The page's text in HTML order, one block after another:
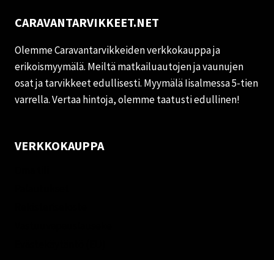
CARAVANTARVIKKEET.NET
Olemme Caravantarvikkeiden verkkokauppa ja
erikoismyymälä. Meiltä matkailuautojen ja vaunujen
osat ja tarvikkeet edullisesti. Myymälä Iisalmessa 5-tien
varrella. Vertaa hintoja, olemme taatusti edullinen!
VERKKOKAUPPA